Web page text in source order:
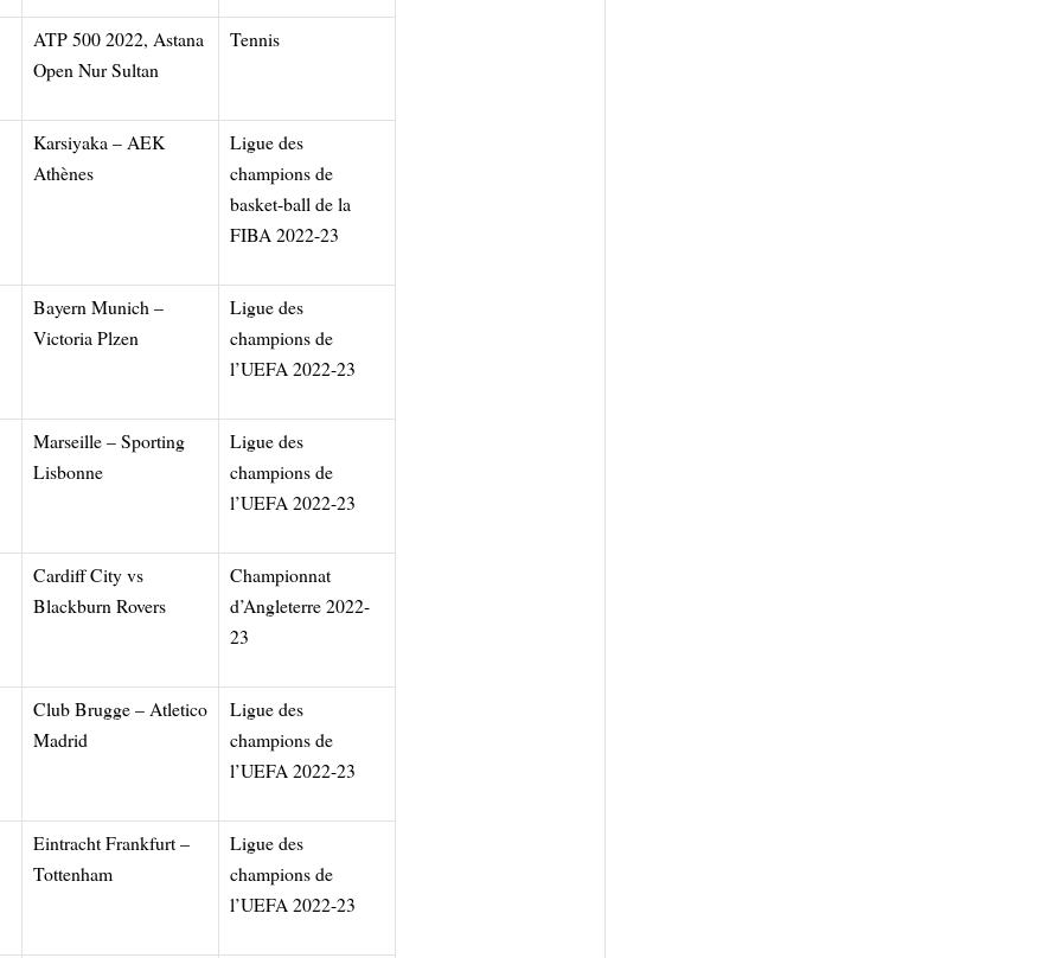
ATP 500 2022, Astana
Open Nur Sultan
Tennis
Karsiyaka – AEK
Athènes
Ligue des
champions de
basket-ball de la
FIBA 2022-23
Bayern Munich –
Victoria Plzen
Ligue des
champions de
l’UEFA 2022-23
Marseille – Sporting
Lisbonne
Ligue des
champions de
l’UEFA 2022-23
Cardiff City vs
Blackburn Rovers
Championnat
d’Angleterre 2022-
23
Club Brugge – Atletico
Madrid
Ligue des
champions de
l’UEFA 2022-23
Eintracht Frankfurt –
Tottenham
Ligue des
champions de
l’UEFA 2022-23